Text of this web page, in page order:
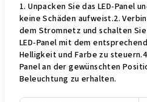
1. Unpacken Sie das LED-Panel
keine Schäden aufweist.2.
dem Stromnetz und schalten
LED-Panel mit dem
Helligkeit und Farbe zu
Panel an der gewünschten
Beleuchtung zu erhalten.